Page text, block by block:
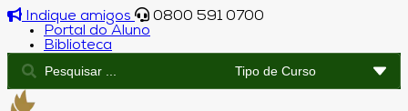
Indique amigos
0800 591 0700
Portal do Aluno
Biblioteca